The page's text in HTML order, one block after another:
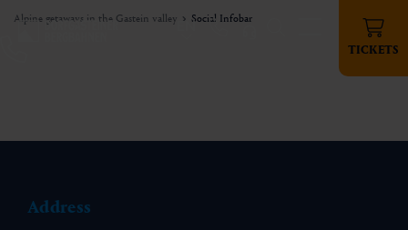
TICKETS
EN
Alpine getaways in the Gastein valley Social Infobar
Address